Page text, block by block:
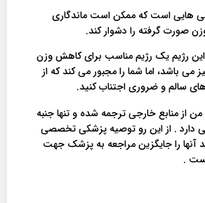
هایی است که ممکن است ماندگاری
صورت گرفته را دشوار کند.
این رژیم یک رژیم مناسب برای کاهش وزن
باشد، اما شما را مجبور می کند که از
سالم و ضروری اجتناب کنید.
از منابع خارجی ترجمه شده و تنها جنبه
دارد . از این رو توصیه پزشکی تخصصی
آنها را جایگزین مراجعه به پزشک جهت
.